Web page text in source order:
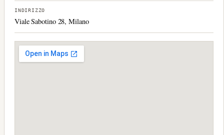
INDIRIZZO
Viale Sabotino 28, Milano